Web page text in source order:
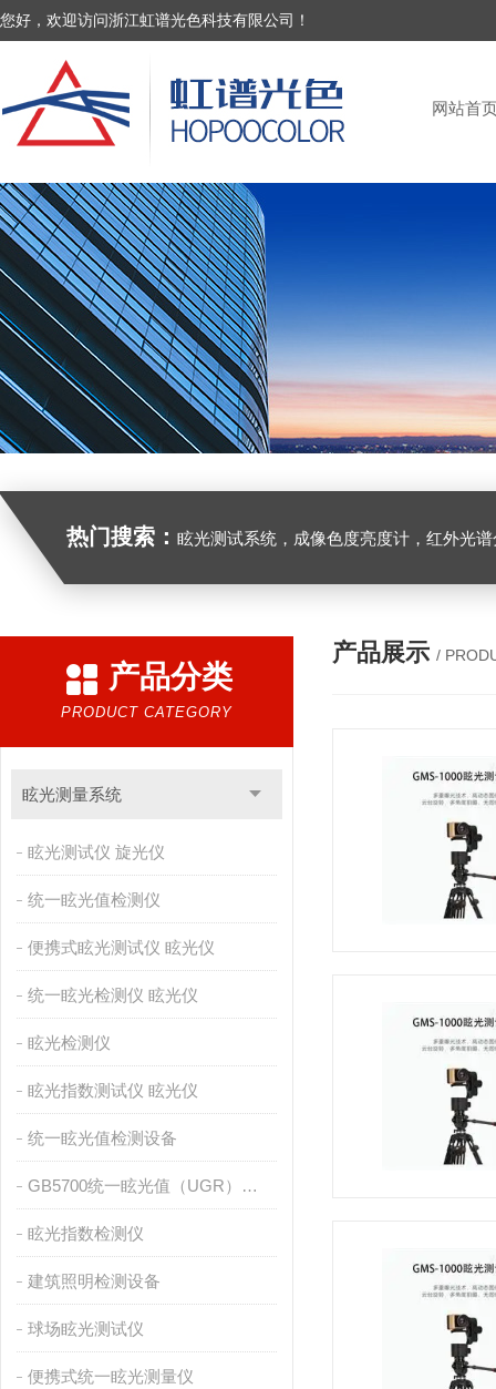
您好，欢迎访问浙江虹谱光色科技有限公司！
网站首
热门搜索： 眩光测试系统，成像色度亮度计，红外光谱分析仪，紫外光谱分析仪、医用光源光谱分析仪，光谱照度
产品分类
PRODUCT CATEGORY
眩光测量系统
眩光测试仪 旋光仪
统一眩光值检测仪
便携式眩光测试仪 眩光仪
统一眩光检测仪 眩光仪
眩光检测仪
眩光指数测试仪 眩光仪
统一眩光值检测设备
GB5700统一眩光值（UGR）测量设备
眩光指数检测仪
建筑照明检测设备
球场眩光测试仪
便携式统一眩光测量仪
产品展示 /